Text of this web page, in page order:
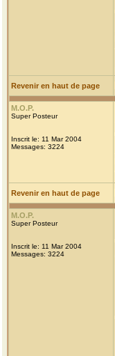
Revenir en haut de page
M.O.P.
Super Posteur
Inscrit le: 11 Mar 2004
Messages: 3224
Revenir en haut de page
M.O.P.
Super Posteur
Inscrit le: 11 Mar 2004
Messages: 3224